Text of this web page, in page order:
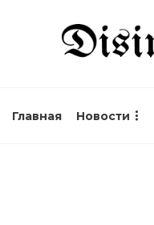
Главная Новости